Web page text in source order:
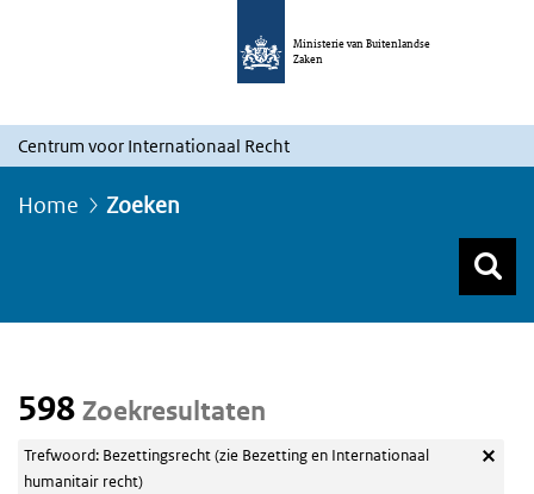
Ministerie van Buitenlandse
Zaken
Centrum voor Internationaal Recht
Home Zoeken
598 Zoekresultaten
Trefwoord: Bezettingsrecht (zie Bezetting en Internationaal
humanitair recht)